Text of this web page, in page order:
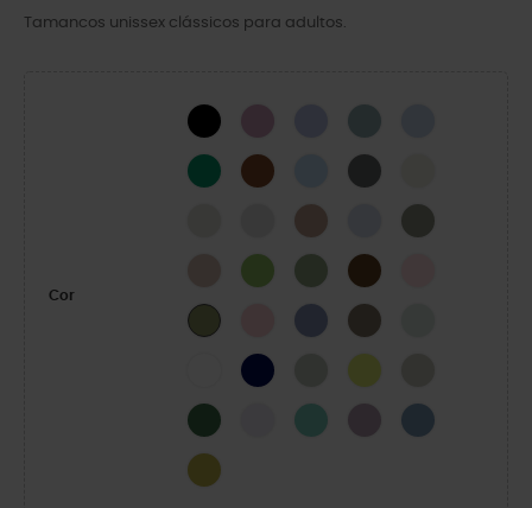
Tamancos unissex clássicos para adultos.
Cor
BLACK HydrangeaMystic Purple
Pond
Green IvyCognac Blue FrostCinza Ardósia
AtmosphereBandanaDreamscape
Elephant
Kiwi Moss-XCoffee
Exército Verde
Powder PinkBlue HazeTaupe
NAVY SHITAKEAcidity
Field GreenGrape IceRetro Dusty LilacAstro Blue
Meadow